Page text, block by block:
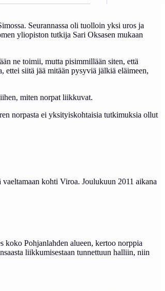
Seurannassa oli tuolloin yksi uros ja
yliopiston tutkija Sari Oksasen mukaan
ne toimii, mutta pisimmillään siten, että
ettei siitä jää mitään pysyviä jälkiä eläimeen,
miten norpat liikkuvat.
norpasta ei yksityiskohtaisia tutkimuksia ollut
kohti Viroa. Joulukuun 2011 aikana
koko Pohjanlahden alueen, kertoo norppia
liikkumisestaan tunnettuun halliin, niin